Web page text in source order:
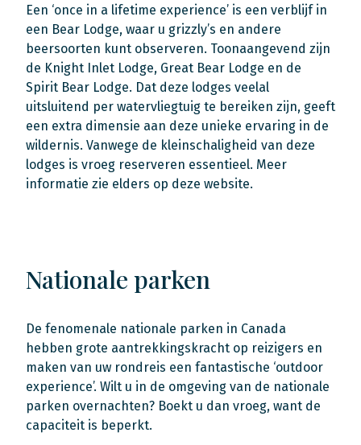
Een ‘once in a lifetime experience’ is een verblijf in
een Bear Lodge, waar u grizzly’s en andere
beersoorten kunt observeren. Toonaangevend zijn
de Knight Inlet Lodge, Great Bear Lodge en de
Spirit Bear Lodge. Dat deze lodges veelal
uitsluitend per watervliegtuig te bereiken zijn, geeft
een extra dimensie aan deze unieke ervaring in de
wildernis. Vanwege de kleinschaligheid van deze
lodges is vroeg reserveren essentieel. Meer
informatie zie elders op deze website.
Nationale parken
De fenomenale nationale parken in Canada
hebben grote aantrekkingskracht op reizigers en
maken van uw rondreis een fantastische ‘outdoor
experience’. Wilt u in de omgeving van de nationale
parken overnachten? Boekt u dan vroeg, want de
capaciteit is beperkt.